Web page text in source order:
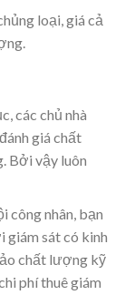
loại, giá cả
các chủ nhà
giá chất
Bởi vậy luôn
công nhân, bạn
giám sát có kinh
chất lượng kỹ
phí thuê giám